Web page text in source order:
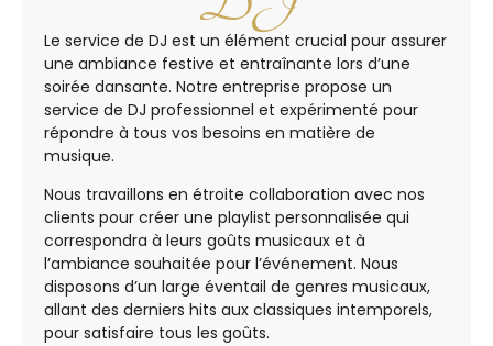
Le service de DJ est un élément crucial pour assurer
une ambiance festive et entraînante lors d’une
soirée dansante. Notre entreprise propose un
service de DJ professionnel et expérimenté pour
répondre à tous vos besoins en matière de
musique.
Nous travaillons en étroite collaboration avec nos
clients pour créer une playlist personnalisée qui
correspondra à leurs goûts musicaux et à
l’ambiance souhaitée pour l’événement. Nous
disposons d’un large éventail de genres musicaux,
allant des derniers hits aux classiques intemporels,
pour satisfaire tous les goûts.